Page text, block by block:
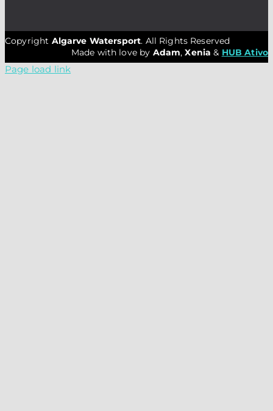
Copyright Algarve Watersport. All Rights Reserved
Made with love by Adam,Xenia & HUB Ativo
Page load link